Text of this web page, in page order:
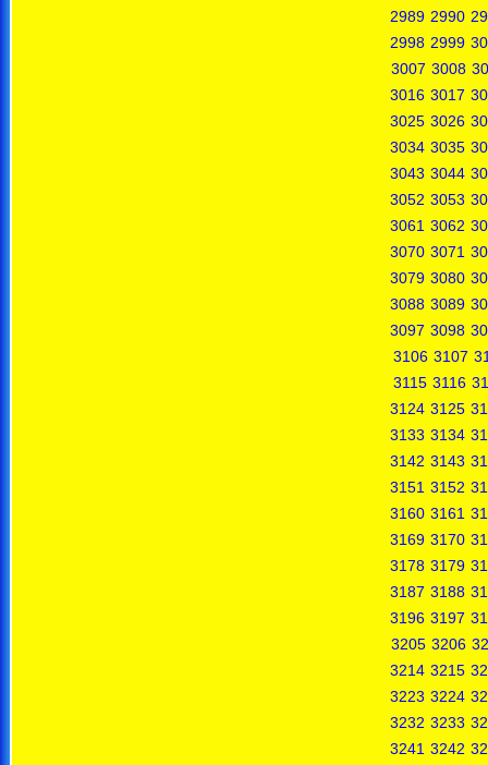
2989 2990
2998 2999
3007 3008
3016 3017
3025 3026
3034 3035
3043 3044
3052 3053
3061 3062
3070 3071
3079 3080
3088 3089
3097 3098
3106 3107
3115 3116
3124 3125
3133 3134
3142 3143
3151 3152
3160 3161
3169 3170
3178 3179
3187 3188
3196 3197
3205 3206
3214 3215
3223 3224
3232 3233
3241 3242